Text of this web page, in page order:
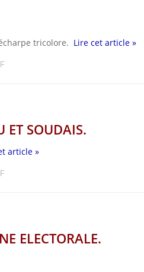
tricolore. Lire cet article »
ET SOUDAIS.
article »
ELECTORALE.